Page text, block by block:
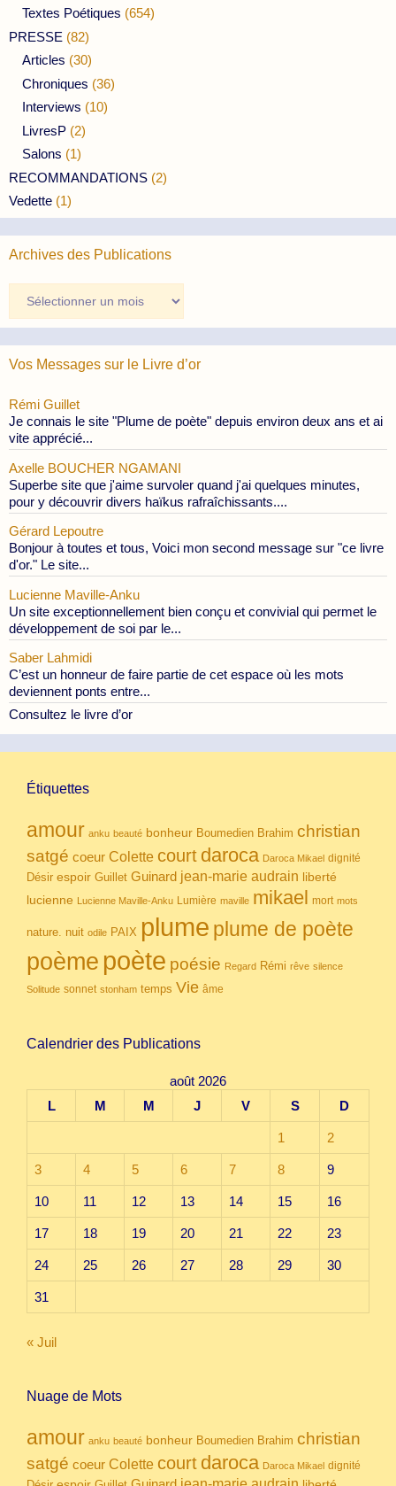
Textes Poétiques (654)
PRESSE (82)
Articles (30)
Chroniques (36)
Interviews (10)
LivresP (2)
Salons (1)
RECOMMANDATIONS (2)
Vedette (1)
Archives des Publications
des
Publications
Vos Messages sur le Livre d’or
Rémi Guillet
Je connais le site "Plume de poète" depuis environ deux ans et ai
vite apprécié...
Axelle BOUCHER NGAMANI
Superbe site que j'aime survoler quand j'ai quelques minutes,
pour y découvrir divers haïkus rafraîchissants....
Gérard Lepoutre
Bonjour à toutes et tous, Voici mon second message sur "ce livre
d'or." Le site...
Lucienne Maville-Anku
Un site exceptionnellement bien conçu et convivial qui permet le
développement de soi par le...
Saber Lahmidi
C’est un honneur de faire partie de cet espace où les mots
deviennent ponts entre...
Consultez le livre d’or
Étiquettes
amour anku beauté bonheur Boumedien Brahim christian
satgé coeur Colette court daroca Daroca Mikael dignité
Désir espoir Guillet Guinard jean-marie audrain liberté
lucienne Lucienne Maville-Anku Lumière maville mikael mort mots
nature. nuit odile PAIX plume plume de poète
poème poète poésie Regard Rémi rêve silence
Solitude sonnet stonham temps Vie âme
Calendrier des Publications
août 2026
L
M M J V S D
1 2
3 4 5 6 7 8 9
10 11 12 13 14 15 16
17 18 19 20 21 22 23
24 25 26 27 28 29 30
31
« Juil
Nuage de Mots
amour anku beauté bonheur Boumedien Brahim christian
satgé coeur Colette court daroca Daroca Mikael dignité